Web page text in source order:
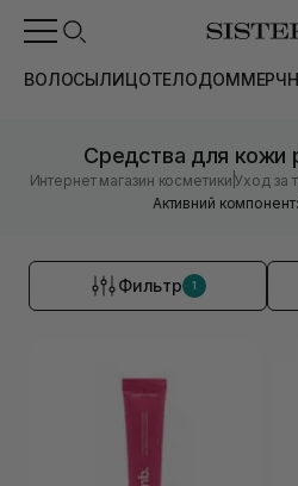
ВОЛОСЫЛИЦОТЕЛОДОММЕРЧ
Средства для кожи
Интернет магазин косметики |Уход за
Активний
Фильтр 1